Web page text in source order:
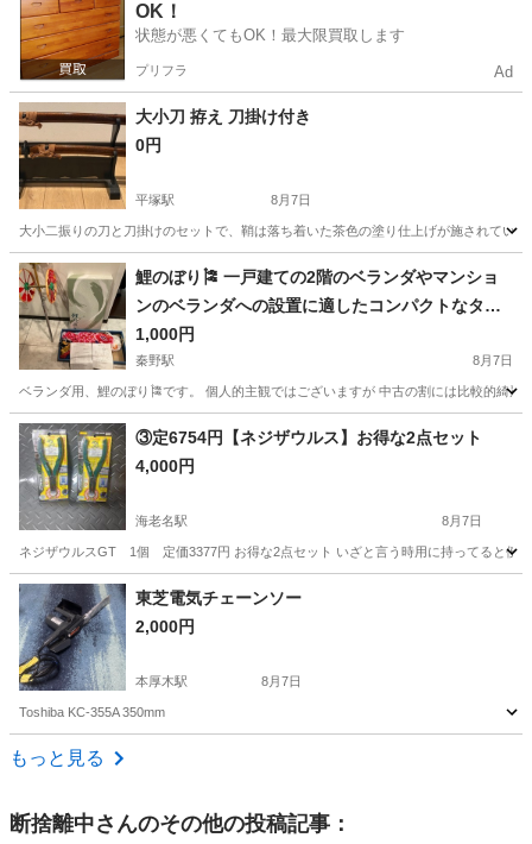
OK！
状態が悪くてもOK！最大限買取します
プリフラ Ad
大小刀 拵え 刀掛け付き
0円
平塚駅 8月7日
大小二振りの刀と刀掛けのセットで、鞘は落ち着いた茶色の塗り仕上げが施されてい
神奈川 平塚市 平塚駅 その他
鯉のぼり🎏 一戸建ての2階のベランダやマンショ
ンのベランダへの設置に適したコンパクトなタイ
プです。
1,000円
秦野駅 8月7日
ベランダ用、鯉のぼり🎏です。 個人的主観ではございますが 中古の割には比較的綺
神奈川 秦野市 秦野駅 その他 鯉のぼり
③定6754円【ネジザウルス】お得な2点セット
4,000円
海老名駅 8月7日
ネジザウルスGT 1個 定価3377円 お得な2点セット いざと言う時用に持ってると便
神奈川 海老名市 海老名駅
東芝電気チェーンソー
2,000円
本厚木駅 8月7日
Toshiba KC-355A 350mm
神奈川 厚木市
もっと見る
断捨離中さんのその他の投稿記事：